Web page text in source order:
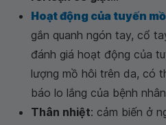
Hoạt động của tuyến
gắn quanh ngón tay, cổ
đánh giá hoạt động của
lượng mồ hôi trên da, có
báo lo lắng của bệnh
Thân nhiệt: cảm biến ở